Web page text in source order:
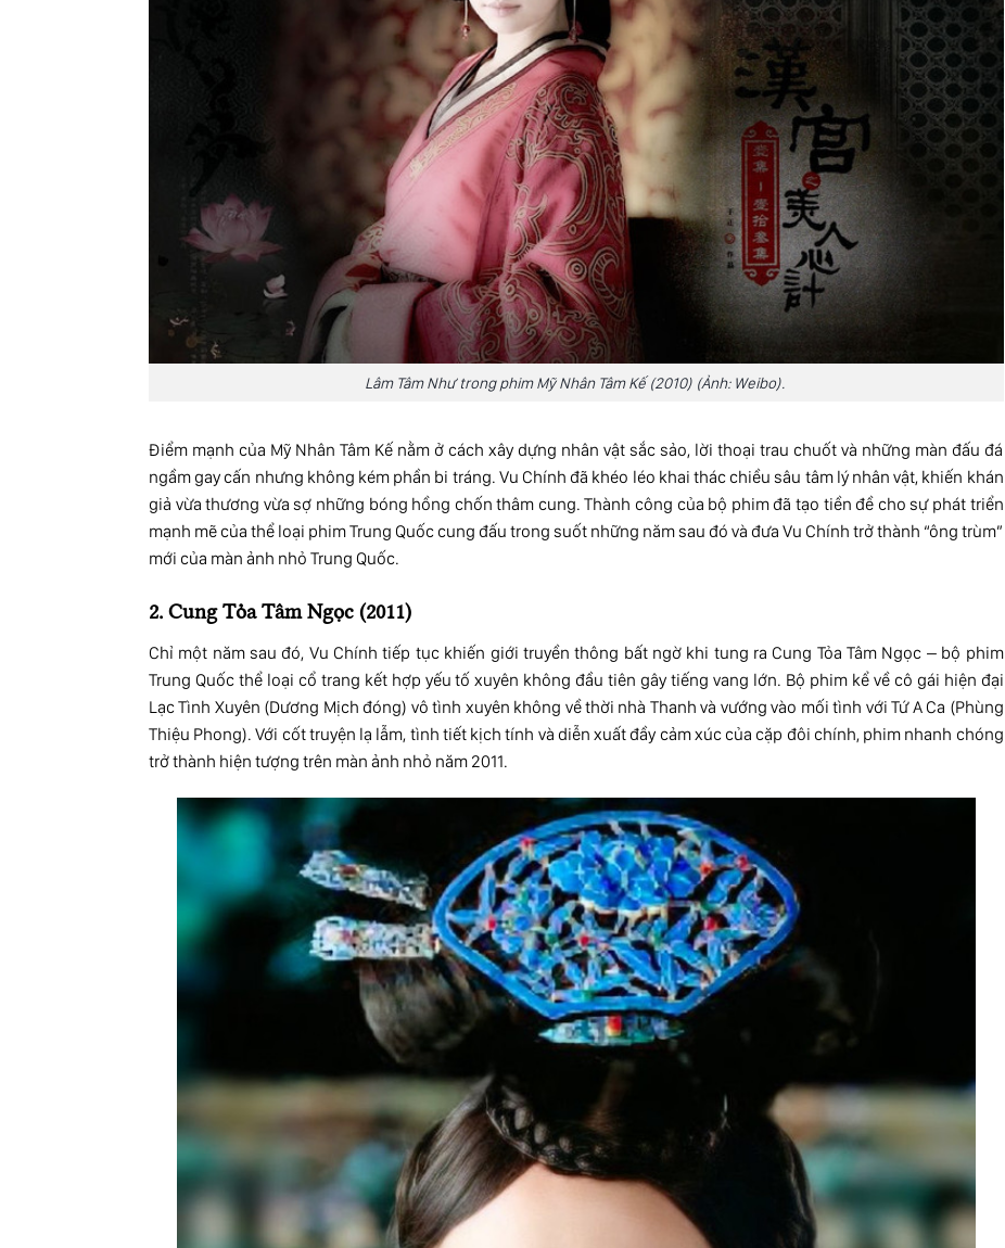
Lâm Tâm Như trong phim Mỹ Nhân Tâm Kế (2010) (Ảnh: Weibo).
Điểm mạnh của Mỹ Nhân Tâm Kế nằm ở cách xây dựng nhân vật sắc sảo, lời thoại trau chuốt và những màn đấu đá
ngầm gay cấn nhưng không kém phần bi tráng. Vu Chính đã khéo léo khai thác chiều sâu tâm lý nhân vật, khiến khán
giả vừa thương vừa sợ những bóng hồng chốn thâm cung. Thành công của bộ phim đã tạo tiền đề cho sự phát triển
mạnh mẽ của thể loại phim Trung Quốc cung đấu trong suốt những năm sau đó và đưa Vu Chính trở thành “ông trùm”
mới của màn ảnh nhỏ Trung Quốc.
2. Cung Tỏa Tâm Ngọc (2011)
Chỉ một năm sau đó, Vu Chính tiếp tục khiến giới truyền thông bất ngờ khi tung ra Cung Tỏa Tâm Ngọc – bộ phim
Trung Quốc thể loại cổ trang kết hợp yếu tố xuyên không đầu tiên gây tiếng vang lớn. Bộ phim kể về cô gái hiện đại
Lạc Tình Xuyên (Dương Mịch đóng) vô tình xuyên không về thời nhà Thanh và vướng vào mối tình với Tứ A Ca (Phùng
Thiệu Phong). Với cốt truyện lạ lẫm, tình tiết kịch tính và diễn xuất đầy cảm xúc của cặp đôi chính, phim nhanh chóng
trở thành hiện tượng trên màn ảnh nhỏ năm 2011.